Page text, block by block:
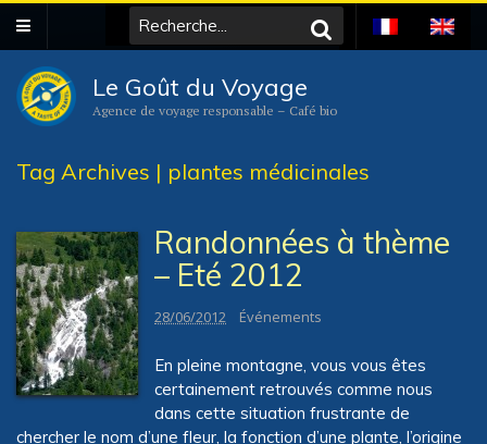
Le Goût du Voyage
Agence de voyage responsable – Café bio
Tag Archives | plantes médicinales
Randonnées à thème
– Eté 2012
28/06/2012 Événements
En pleine montagne, vous vous êtes
certainement retrouvés comme nous
dans cette situation frustrante de
chercher le nom d’une fleur, la fonction d’une plante, l’origine